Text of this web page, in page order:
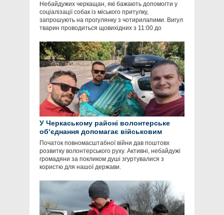
Небайдужих черкащан, які бажають допомогти у
соціалізації собак із міського притулку,
запрошують на прогулянку з чотирилапими. Вигул
тварин проводиться щовихідних з 11:00 до
У Черкаському районі волонтерське
об‘єднання допомагає військовим
Початок повномасштабної війни дав поштовх
розвитку волонтерського руху. Активні, небайдужі
громадяни за покликом душі згуртувалися з
користю для нашої держави.